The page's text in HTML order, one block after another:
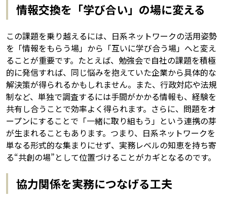
情報交換を「学び合い」の場に変える
この課題を乗り越えるには、日系ネットワークの活用姿勢
を「情報をもらう場」から「互いに学び合う場」へと変え
ることが重要です。たとえば、勉強会で自社の課題を積極
的に発信すれば、同じ悩みを抱えていた企業から具体的な
解決策が得られるかもしれません。また、行政対応や法規
制など、単独で調査するには手間がかかる情報も、経験を
共有し合うことで効率よく得られます。さらに、問題をオ
ープンにすることで「一緒に取り組もう」という連携の芽
が生まれることもあります。つまり、日系ネットワークを
単なる形式的な集まりにせず、実務レベルの知恵を持ち寄
る“共創の場”として位置づけることがカギとなるのです。
協力関係を実務につなげる工夫